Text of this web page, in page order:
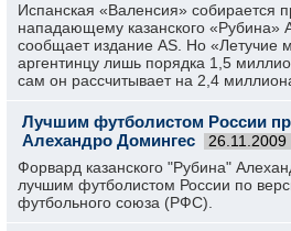
Испанская «Валенсия» собирается
нападающему казанского «Рубина»
сообщает издание AS. Но «Летучие
аргентинцу лишь порядка 1,5
сам он рассчитывает на 2,4
Лучшим футболистом России
Алехандро Домингес
26.11.2009
Форвард казанского "Рубина"
лучшим футболистом России по
футбольного союза (РФС).